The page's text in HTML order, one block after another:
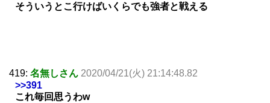
そういうとこ行けばいくらでも強者と戦える
419: 名無しさん 2020/04/21(火) 21:14:48.82
>>391
これ毎回思うわw